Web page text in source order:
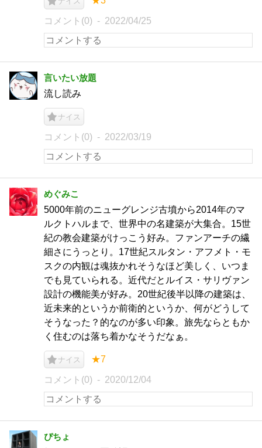
コメント(0) 2022/04/25
言いたい放題
流し読み
ナイス
コメント(0) 2022/03/19
めぐみこ
5000年前のニューグレンジ古墳から2014年のマ
ルクトハルまで、世界中の名建築が大集合。15世
紀の教会建築がけっこう好み。ファンアーチの繊
細さにうっとり。17世紀スルタン・アフメト・モ
スクの内観は魂抜かれそうなほど美しく、いつま
でも見ていられる。近代だとルイス・サリヴァン
設計の機能美が好み。20世紀後半以降の建築は、
近未来的というか前衛的というか、何がどうして
そうなった？的なのが多い印象。旅先ならともか
く住むのは落ち着かなそうだなぁ。
ナイス ★7
コメント(0) 2020/12/04
ぴちょ